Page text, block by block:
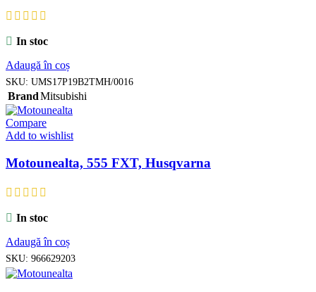
In stoc
Adaugă în coș
SKU: UMS17P19B2TMH/0016
BrandMitsubishi
Compare
Add to wishlist
Motounealta, 555 FXT, Husqvarna
In stoc
Adaugă în coș
SKU: 966629203